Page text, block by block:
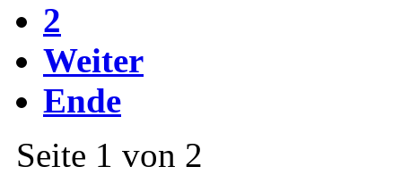
2
Weiter
Ende
Seite 1 von 2